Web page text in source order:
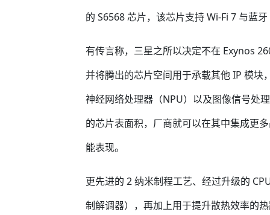
的 S6568 芯片，该芯片支持 Wi-Fi 7 与蓝
有传言称，三星之所以决定不在 Exynos
并将腾出的芯片空间用于承载其他 IP 模块
神经网络处理器（NPU）以及图像信号处
的芯片表面积，厂商就可以在其中集成更
能表现。
更先进的 2 纳米制程工艺、经过升级的
制解调器），再加上用于提升散热效率的